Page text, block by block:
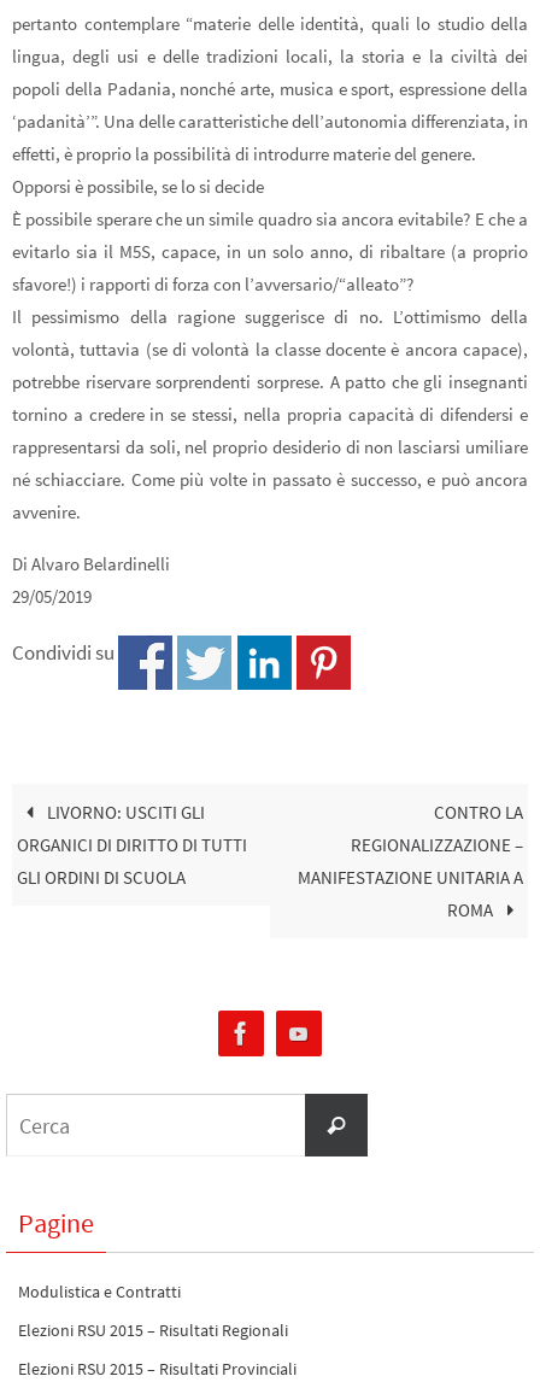
pertanto contemplare “materie delle identità, quali lo studio della
lingua, degli usi e delle tradizioni locali, la storia e la civiltà dei
popoli della Padania, nonché arte, musica e sport, espressione della
‘padanità’”. Una delle caratteristiche dell’autonomia differenziata, in
effetti, è proprio la possibilità di introdurre materie del genere.
Opporsi è possibile, se lo si decide
È possibile sperare che un simile quadro sia ancora evitabile? E che a
evitarlo sia il M5S, capace, in un solo anno, di ribaltare (a proprio
sfavore!) i rapporti di forza con l’avversario/“alleato”?
Il pessimismo della ragione suggerisce di no. L’ottimismo della
volontà, tuttavia (se di volontà la classe docente è ancora capace),
potrebbe riservare sorprendenti sorprese. A patto che gli insegnanti
tornino a credere in se stessi, nella propria capacità di difendersi e
rappresentarsi da soli, nel proprio desiderio di non lasciarsi umiliare
né schiacciare. Come più volte in passato è successo, e può ancora
avvenire.
Di Alvaro Belardinelli
29/05/2019
Condividi su
LIVORNO: USCITI GLI
ORGANICI DI DIRITTO DI TUTTI
GLI ORDINI DI SCUOLA
CONTRO LA
REGIONALIZZAZIONE –
MANIFESTAZIONE UNITARIA A
ROMA
Pagine
Modulistica e Contratti
Elezioni RSU 2015 – Risultati Regionali
Elezioni RSU 2015 – Risultati Provinciali